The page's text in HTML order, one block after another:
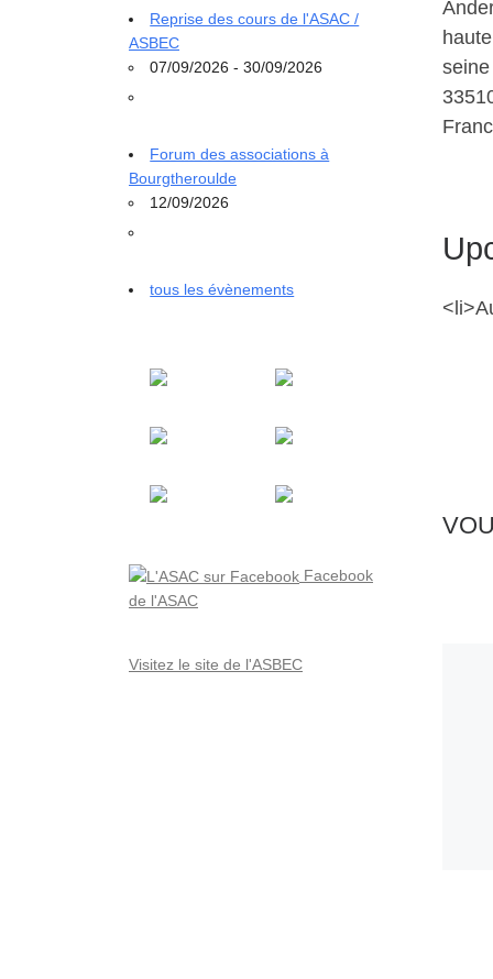
Reprise des cours de l'ASAC /
ASBEC
07/09/2026 - 30/09/2026
Forum des associations à
Bourgtheroulde
12/09/2026
tous les évènements
Facebook
de l'ASAC
Visitez le site de l'ASBEC